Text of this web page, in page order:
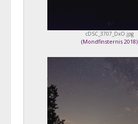
cDSC_3707_DxO.jpg
(Mondfinsternis 2018)